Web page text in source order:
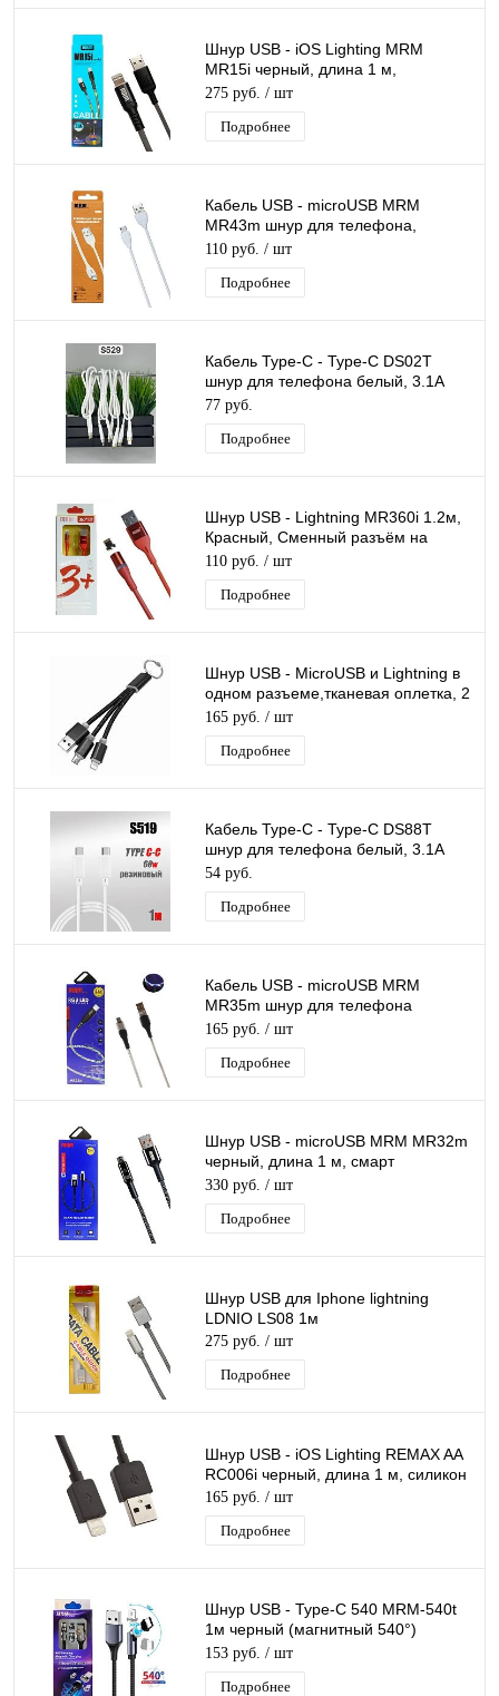
Шнур USB - iOS Lighting MRM
MR15i черный, длина 1 м,
светящийся кабель LED
275 руб. / шт
Подробнее
Кабель USB - microUSB MRM
MR43m шнур для телефона,
белый, длина 1м
110 руб. / шт
Подробнее
Кабель Type-C - Type-C DS02T
шнур для телефона белый, 3.1A
60W, длина 1м
77 руб.
Подробнее
Шнур USB - Lightning MR360i 1.2м,
Красный, Сменный разъём на
магните 360 градусов Силиконовый
110 руб. / шт
Подробнее
Шнур USB - MicroUSB и Lightning в
одном разъеме,тканевая оплетка, 2
в 1 Кабель для зарядки
165 руб. / шт
Подробнее
Кабель Type-C - Type-C DS88T
шнур для телефона белый, 3.1A
60W, длина 1м
54 руб.
Подробнее
Кабель USB - microUSB MRM
MR35m шнур для телефона
светящийся RGB LED, длина 1м
165 руб. / шт
Подробнее
Шнур USB - microUSB MRM MR32m
черный, длина 1 м, смарт
отключение
330 руб. / шт
Подробнее
Шнур USB для Iphone lightning
LDNIO LS08 1м
275 руб. / шт
Подробнее
Шнур USB - iOS Lighting REMAX AA
RC006i черный, длина 1 м, силикон
165 руб. / шт
Подробнее
Шнур USB - Type-C 540 MRM-540t
1м черный (магнитный 540°)
сменный разъем на магните,
кабель
153 руб. / шт
Подробнее